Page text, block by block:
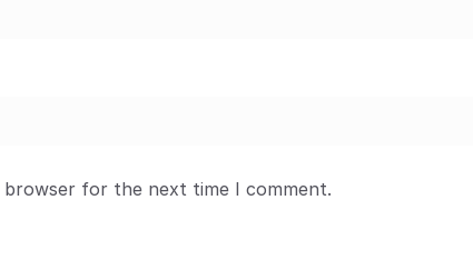
browser for the next time I comment.